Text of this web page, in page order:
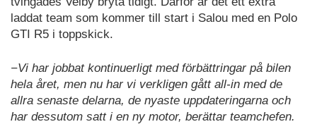
laddat team som kommer till start i Salou med en Polo
GTI R5 i toppskick.
−Vi har jobbat kontinuerligt med förbättringar på bilen
hela året, men nu har vi verkligen gått all-in med de
allra senaste delarna, de nyaste uppdateringarna och
har dessutom satt i en ny motor, berättar teamchefen.